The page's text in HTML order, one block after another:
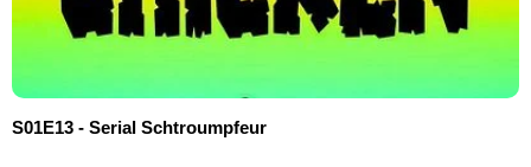
S01E13 - Serial Schtroumpfeur